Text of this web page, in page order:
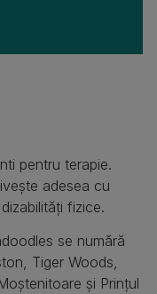
pentru terapie.
adesea cu
fizice.
se numără
Tiger Woods,
și Prințul